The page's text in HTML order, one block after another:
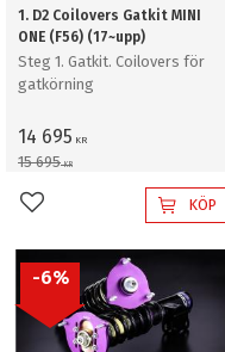
1. D2 Coilovers Gatkit MINI
ONE (F56) (17~upp)
Steg 1. Gatkit. Coilovers för
gatkörning
14 695 KR
15 695KR
Lägg till i favoriterKÖP
6%